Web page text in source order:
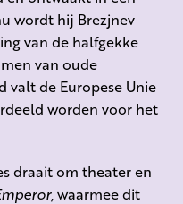
wordt hij Brezjnev
van de halfgekke
van oude
valt de Europese Unie
worden voor het
draait om theater en
, waarmee dit